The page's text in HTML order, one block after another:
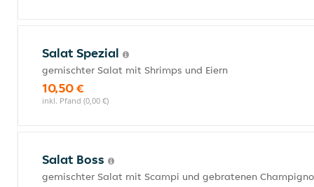
Salat Spezial
gemischter Salat mit Shrimps und Eiern
10,50 €
inkl. Pfand (0,00 €)
Salat Boss
gemischter Salat mit Scampi und gebratenen